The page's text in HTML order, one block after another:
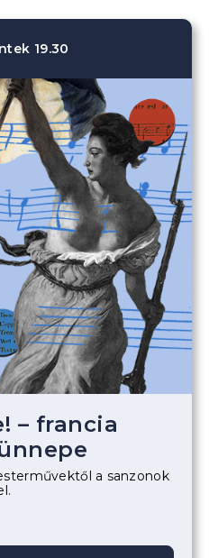
19.30
– francia
a sanzonok